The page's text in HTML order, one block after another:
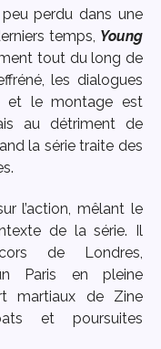
perdu dans une
temps, Young
tout du long de
les dialogues
et le montage est
au détriment de
la série traite des
l’action, mêlant le
de la série. Il
de Londres,
Paris en pleine
martiaux de Zine
et poursuites